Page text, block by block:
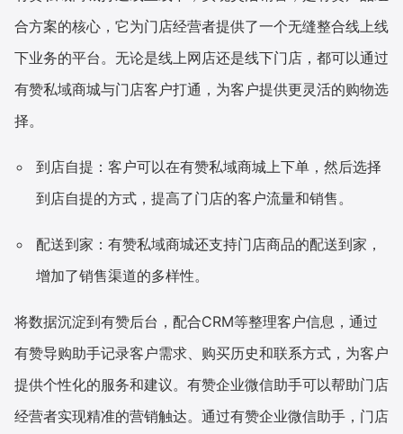
合方案的核心，它为门店经营者提供了一个无缝整合线上线
下业务的平台。无论是线上网店还是线下门店，都可以通过
有赞私域商城与门店客户打通，为客户提供更灵活的购物选
择。
到店自提：客户可以在有赞私域商城上下单，然后选择
到店自提的方式，提高了门店的客户流量和销售。
配送到家：有赞私域商城还支持门店商品的配送到家，
增加了销售渠道的多样性。
将数据沉淀到有赞后台，配合CRM等整理客户信息，通过
有赞导购助手记录客户需求、购买历史和联系方式，为客户
提供个性化的服务和建议。有赞企业微信助手可以帮助门店
经营者实现精准的营销触达。通过有赞企业微信助手，门店